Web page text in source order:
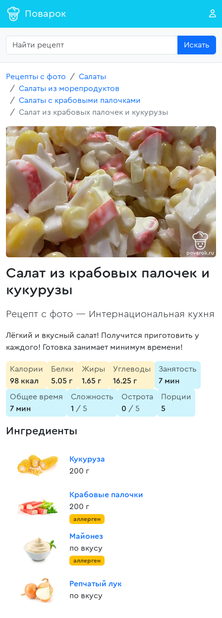
Поварок
Искать
Рецепты с фото
Салаты
Салаты из морепродуктов
Салаты с крабовыми палочками
Салат из крабовых палочек и кукурузы
Салат из крабовых палочек и
кукурузы
Рецепт с фото — Интернациональная кухня
Лёгкий и вкусный салат! Получится приготовить у
каждого! Готовка занимает минимум времени!
Калории
98 ккал
Белки
5.05 г
Жиры
1.65 г
Углеводы
16.25 г
Занятость
7 мин
Общее время
7 мин
Сложность
1 / 5
Острота
0 / 5
Порции
5
Ингредиенты
Кукуруза
200 г
Крабовые палочки
200 г
аллерген
Майонез
по вкусу
аллерген
Репчатый лук
по вкусу